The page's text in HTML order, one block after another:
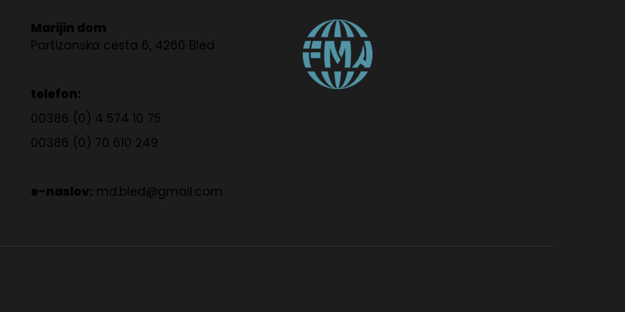
Marijin dom
Partizanska cesta 6, 4260 Bled
telefon:
00386 (0) 4 574 10 75
00386 (0) 70 610 249
e-naslov: md.bled@gmail.com